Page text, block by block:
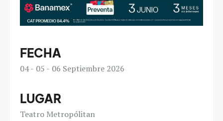
FECHA
04 05 06 Septiembre 2026
LUGAR
Teatro Metropólitan